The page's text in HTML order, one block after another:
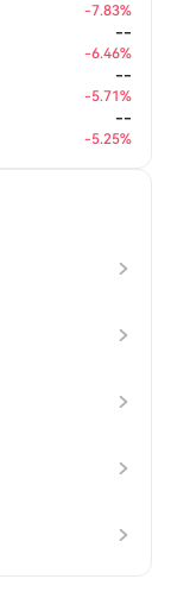
-7.83%
--
-6.46%
--
-5.71%
--
-5.25%